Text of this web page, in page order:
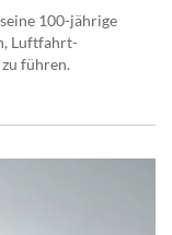
100-jährige
Luftfahrt-
führen.